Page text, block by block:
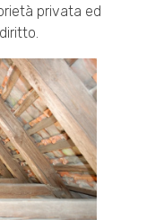
privata ed